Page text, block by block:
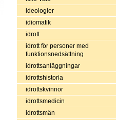
ideologier
idiomatik
idrott
idrott för personer med
funktionsnedsättning
idrottsanläggningar
idrottshistoria
idrottskvinnor
idrottsmedicin
idrottsmän